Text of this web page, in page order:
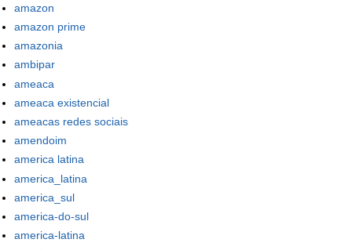
amazon
amazon prime
amazonia
ambipar
ameaca
ameaca existencial
ameacas redes sociais
amendoim
america latina
america_latina
america_sul
america-do-sul
america-latina